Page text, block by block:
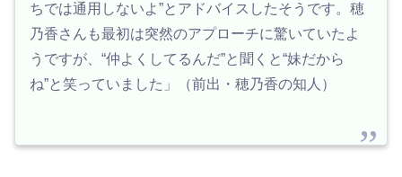
ちでは通用しないよ”とアドバイスしたそうです。穂
乃香さんも最初は突然のアプローチに驚いていたよ
うですが、“仲よくしてるんだ”と聞くと“妹だから
ね”と笑っていました」（前出・穂乃香の知人）